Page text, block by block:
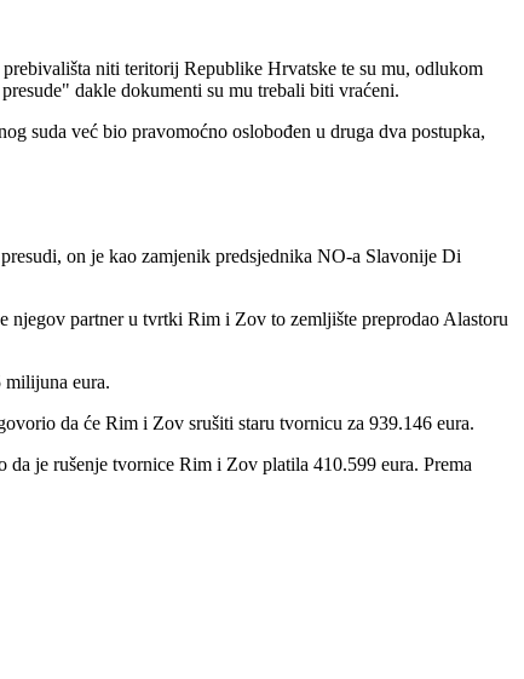
niti teritorij Republike Hrvatske te su mu, odlukom
dakle dokumenti su mu trebali biti vraćeni.
suda već bio pravomoćno oslobođen u druga dva postupka,
on je kao zamjenik predsjednika NO-a Slavonije Di
njegov partner u tvrtki Rim i Zov to zemljište preprodao Alastoru
eura.
da će Rim i Zov srušiti staru tvornicu za 939.146 eura.
je rušenje tvornice Rim i Zov platila 410.599 eura. Prema